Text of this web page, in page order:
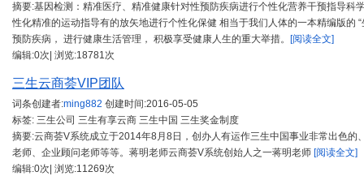
摘要:基因检测：精准医疗、精准健康针对性预防疾病进行个性化营养干预指导
性化精准的运动指导有的放矢地进行个性化保健 相当于我们人体的一本精编版的
预防疾病， 进行健康生活管理， 积极享受健康人生的重大举措。
[阅读全文]
编辑:0次| 浏览:18781次
三生云商荟VIP团队
词条创建者:ming882 创建时间:2016-05-05
标签: 三生公司 三生有享云商 三生中国 三生奖金制度
摘要:云商荟V系统成立于2014年8月8日，创办人有运作三生中国事业非常出色
老师、企业顾问老师等等。蒋明老师云商荟V系统创始人之一蒋明老师 [阅读全文]
编辑:0次| 浏览:11269次